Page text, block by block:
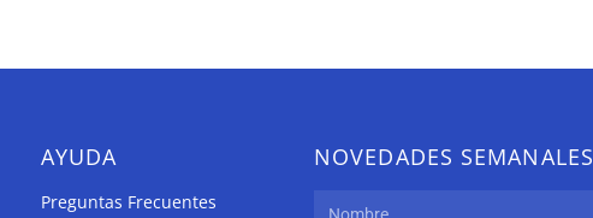
AYUDA
Preguntas Frecuentes
NOVEDADES SEMANALES